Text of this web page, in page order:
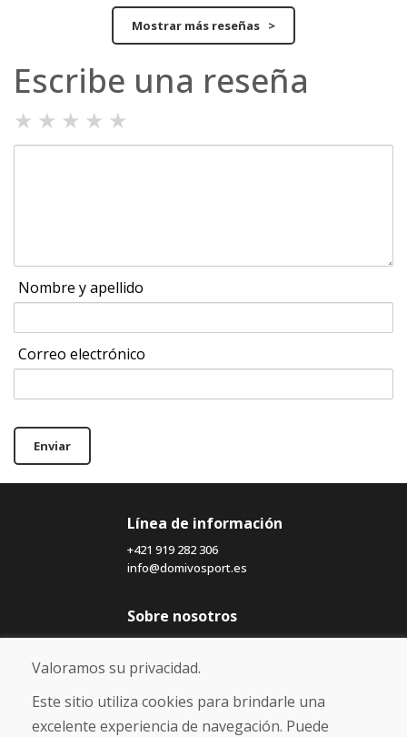
Mostrar más reseñas >
Escribe una reseña
★ ★ ★ ★ ★
Nombre y apellido
Correo electrónico
Enviar
Línea de información
+421 919 282 306
info@domivosport.es
Sobre nosotros
Blog
Sobre nosotros
Comercio
Contacto
Valoramos su privacidad.
Este sitio utiliza cookies para brindarle una
excelente experiencia de navegación. Puede